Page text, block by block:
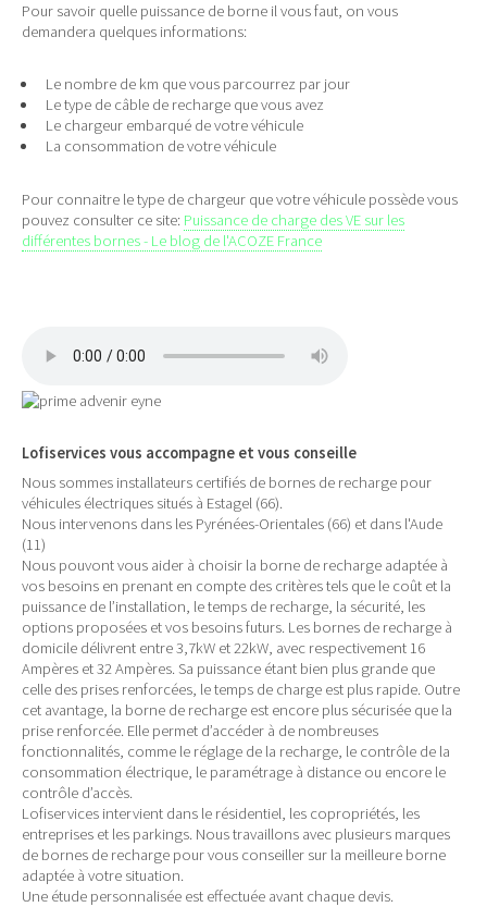
Pour savoir quelle puissance de borne il vous faut, on vous
demandera quelques informations:
Le nombre de km que vous parcourrez par jour
Le type de câble de recharge que vous avez
Le chargeur embarqué de votre véhicule
La consommation de votre véhicule
Pour connaitre le type de chargeur que votre véhicule possède vous
pouvez consulter ce site: Puissance de charge des VE sur les
différentes bornes - Le blog de l'ACOZE France
Lofiservices vous accompagne et vous conseille
Nous sommes installateurs certifiés de bornes de recharge pour
véhicules électriques situés à Estagel (66).
Nous intervenons dans les Pyrénées-Orientales (66) et dans l'Aude
(11)
Nous pouvont vous aider à choisir la borne de recharge adaptée à
vos besoins en prenant en compte des critères tels que le coût et la
puissance de l’installation, le temps de recharge, la sécurité, les
options proposées et vos besoins futurs. Les bornes de recharge à
domicile délivrent entre 3,7kW et 22kW, avec respectivement 16
Ampères et 32 Ampères. Sa puissance étant bien plus grande que
celle des prises renforcées, le temps de charge est plus rapide. Outre
cet avantage, la borne de recharge est encore plus sécurisée que la
prise renforcée. Elle permet d’accéder à de nombreuses
fonctionnalités, comme le réglage de la recharge, le contrôle de la
consommation électrique, le paramétrage à distance ou encore le
contrôle d’accès.
Lofiservices intervient dans le résidentiel, les copropriétés, les
entreprises et les parkings. Nous travaillons avec plusieurs marques
de bornes de recharge pour vous conseiller sur la meilleure borne
adaptée à votre situation.
Une étude personnalisée est effectuée avant chaque devis.